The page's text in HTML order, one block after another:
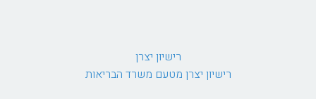
רישיון יצרן
רישיון יצרן מטעם משרד הבריאות